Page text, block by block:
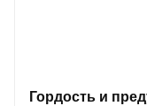
Гордость и